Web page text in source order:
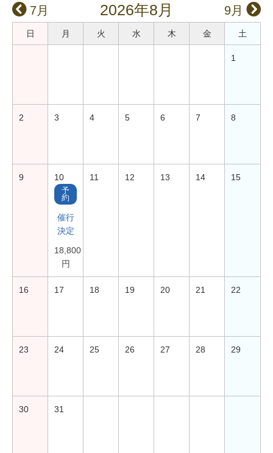
7月 2026年8月 9月
日 月 火 水 木 金 土
1
2 3 4 5 6 7 8
9 10
予
約
催行
決定
18,800
円
11 12 13 14 15
16 17 18 19 20 21 22
23 24 25 26 27 28 29
30 31